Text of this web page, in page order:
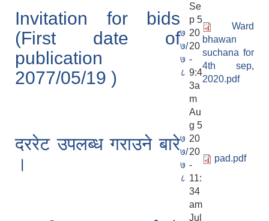
Invitation for bids
(First date of
publication
2077/05/19 )
७
७/
७
८
Se
p 5
20
20
-
9:4
3a
m
Ward
bhawan
suchana for
4th sep,
2020.pdf
दररेट उपलब्ध गराउने बारे
।
७
७/
७
८
Au
g 5
20
20
-
11:
34
am
pad.pdf
Jul